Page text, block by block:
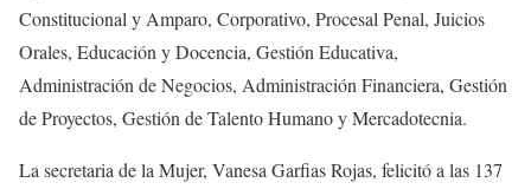
Constitucional y Amparo, Corporativo, Procesal Penal, Juicios
Orales, Educación y Docencia, Gestión Educativa,
Administración de Negocios, Administración Financiera, Gestión
de Proyectos, Gestión de Talento Humano y Mercadotecnia.
La secretaria de la Mujer, Vanesa Garfias Rojas, felicitó a las 137